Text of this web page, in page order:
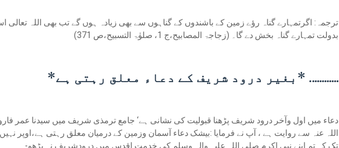
ترجمہ: اگرتمہارے گناہ رؤے زمین کے باشندوں کے گناہوں سے بھی زیادہ ہوں گے تب بھی اللہ تعالی
بدولت تمہارے گناہ بخش دے گا۔ (زجاجۃ المصابیح،ج 1، صلوٰۃ التسبیح،ص 371)
............ *بغیر درود شریف کے دعاء معلق رہتی ہے*
دعاء میں اول وآخر درود شریف پڑھنا قبولیت کی نشانی ہے‘ جامع ترمذی شریف میں سیدنا عمر
اللہ عنہ سے روایت ہے ، آپ نے فرمایا :بیشک دعاء آسمان وزمین کے درمیان معلق رہتی ہے،اوپر
تک کہ تم اپنے نبی اکرم صلی اللہ علیہ والہ وسلم کی خدمت اقدس میں درودشریف نہ پڑھو-